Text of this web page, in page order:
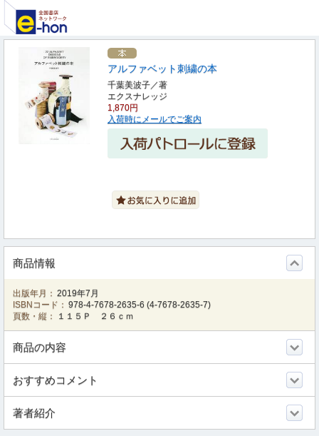
アルファベット刺繍の本
千葉美波子／著
エクスナレッジ
1,870円
入荷時にメールでご案内
商品情報
出版年月： 2019年7月
ISBNコード： 978-4-7678-2635-6 (4-7678-2635-7)
頁数・縦：
１１５Ｐ ２６ｃｍ
商品の内容
おすすめコメント
著者紹介